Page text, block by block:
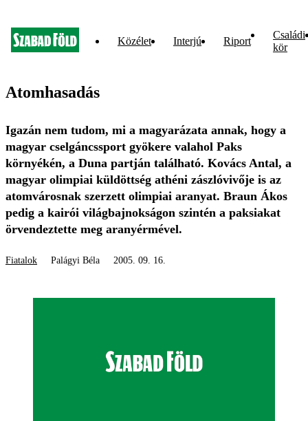
Közélet Interjú Riport
Családi
kör
Atomhasadás
Igazán nem tudom, mi a magyarázata annak, hogy a
magyar cselgáncssport gyökere valahol Paks
környékén, a Duna partján található. Kovács Antal, a
magyar olimpiai küldöttség athéni zászlóvivője is az
atomvárosnak szerzett olimpiai aranyat. Braun Ákos
pedig a kairói világbajnokságon szintén a paksiakat
örvendeztette meg aranyérmével.
Fiatalok Palágyi Béla 2005. 09. 16.